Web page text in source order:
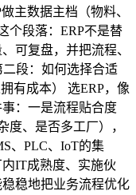
主数据主档（物料、
个段落：ERP不是替
可复盘，并把流程、
段：如何选择合适
有成本） 选ERP，像
：一是流程贴合度
度、是否多工厂），
、PLC、IoT的集
IT成熟度、实施伙
稳地把业务流程优化